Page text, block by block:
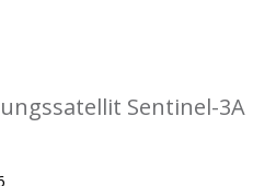
Sentinel-3A